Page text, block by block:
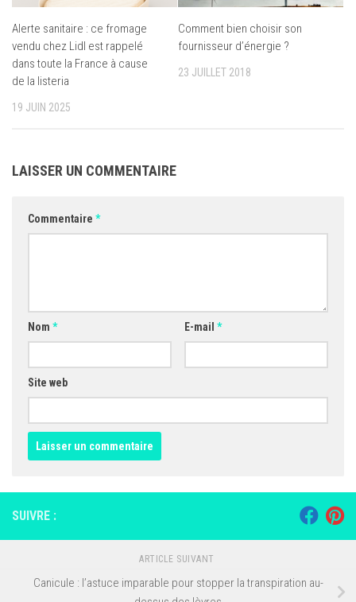
Alerte sanitaire : ce fromage
vendu chez Lidl est rappelé
dans toute la France à cause
de la listeria
19 JUIN 2025
Comment bien choisir son
fournisseur d’énergie ?
23 JUILLET 2018
LAISSER UN COMMENTAIRE
Commentaire *
Nom * E-mail *
Site web
SUIVRE :
ARTICLE SUIVANT
Canicule : l’astuce imparable pour stopper la transpiration au-